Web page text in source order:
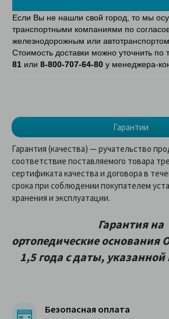
Гарантии
Если Вы не нашли свой город, то мы
транспортными компаниями по
железнодорожным или
Стоимость доставки можно уточнить по
81 или 8-800-707-64-80 у менеджера-
Гарантия (качества) — ручательство
соответствие поставляемого товара
сертификата качества и договора в
срока при соблюдении покупателем
хранения и эксплуатации.
Гарантия на
ортопедическиеоснования
1,5 года с даты,
Безопасная оплата